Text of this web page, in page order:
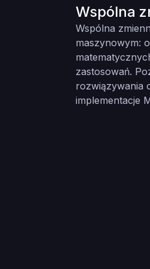
Wspólna
Wspólna
maszynowym:
zastosowań.
rozwiązywania
implementacje